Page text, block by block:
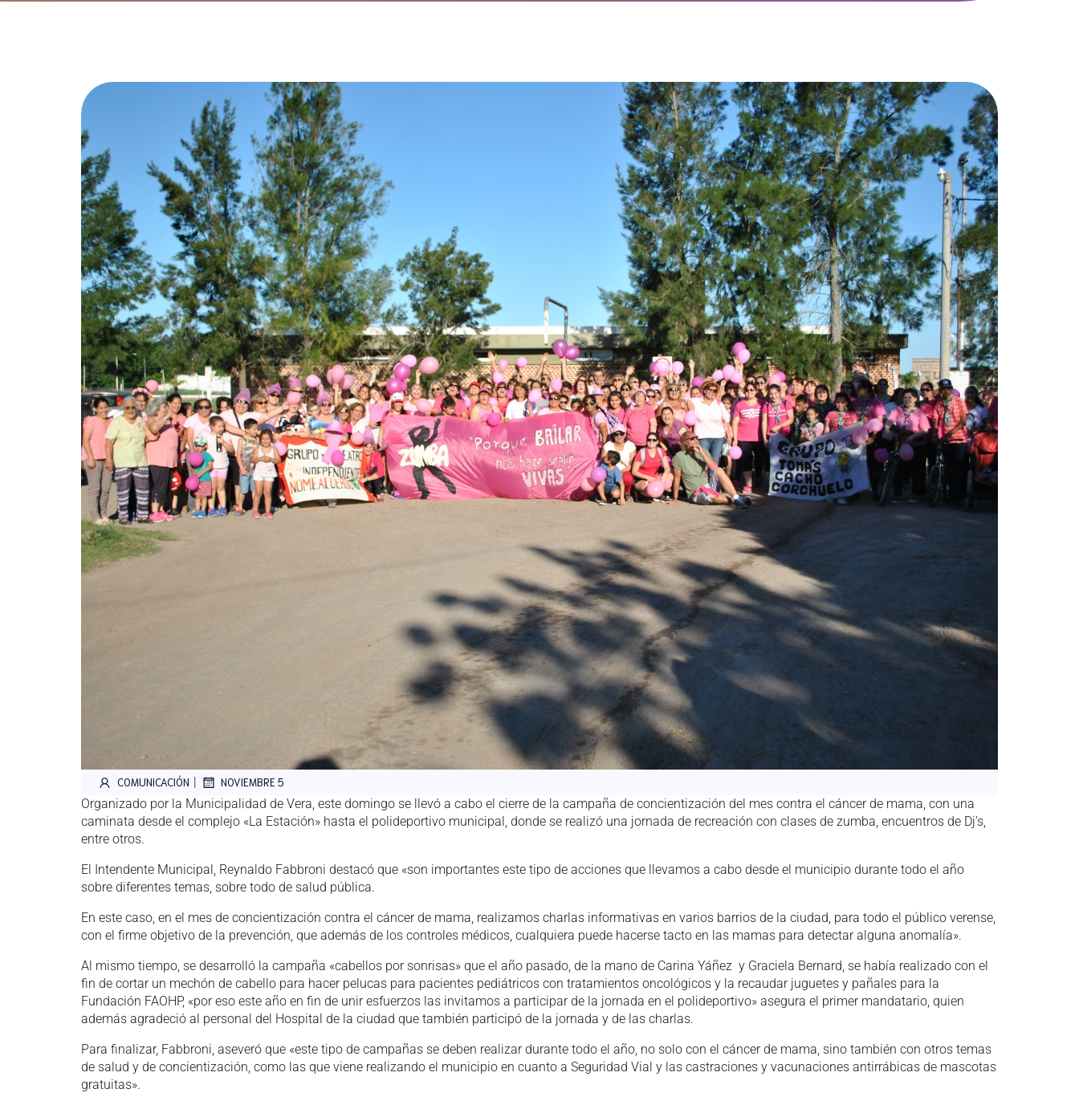
COMUNICACIÓN | NOVIEMBRE 5
Organizado por la Municipalidad de Vera, este domingo se llevó a cabo el cierre de la campaña de concientización del mes contra el cáncer de mama, con una
caminata desde el complejo «La Estación» hasta el polideportivo municipal, donde se realizó una jornada de recreación con clases de zumba, encuentros de Dj’s,
entre otros.
El Intendente Municipal, Reynaldo Fabbroni destacó que «son importantes este tipo de acciones que llevamos a cabo desde el municipio durante todo el año
sobre diferentes temas, sobre todo de salud pública.
En este caso, en el mes de concientización contra el cáncer de mama, realizamos charlas informativas en varios barrios de la ciudad, para todo el público verense,
con el firme objetivo de la prevención, que además de los controles médicos, cualquiera puede hacerse tacto en las mamas para detectar alguna anomalía».
Al mismo tiempo, se desarrolló la campaña «cabellos por sonrisas» que el año pasado, de la mano de Carina Yáñez y Graciela Bernard, se había realizado con el
fin de cortar un mechón de cabello para hacer pelucas para pacientes pediátricos con tratamientos oncológicos y la recaudar juguetes y pañales para la
Fundación FAOHP, «por eso este año en fin de unir esfuerzos las invitamos a participar de la jornada en el polideportivo» asegura el primer mandatario, quien
además agradeció al personal del Hospital de la ciudad que también participó de la jornada y de las charlas.
Para finalizar, Fabbroni, aseveró que «este tipo de campañas se deben realizar durante todo el año, no solo con el cáncer de mama, sino también con otros temas
de salud y de concientización, como las que viene realizando el municipio en cuanto a Seguridad Vial y las castraciones y vacunaciones antirrábicas de mascotas
gratuitas».